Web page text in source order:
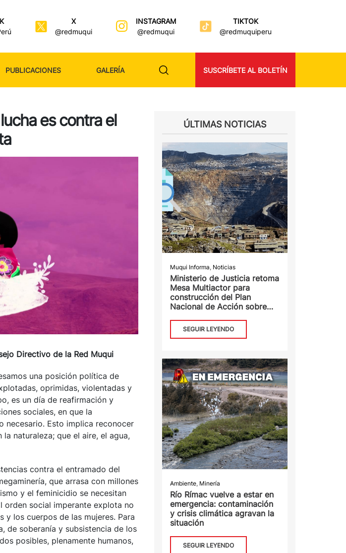
X
@redmuqui
INSTAGRAM
@redmuqui
TIKTOK
@redmuquiperu
PUBLICACIONES GALERÍA SUSCRÍBETE AL BOLETÍN
es contra el
Directivo de la Red Muqui
una posición política de
oprimidas, violentadas y
es un día de reafirmación y
sociales, en que la
necesario. Esto implica reconocer
naturaleza; que el aire, el agua,
contra el entramado del
que arrasa con millones
y el feminicidio se necesitan
orden social imperante explota no
y los cuerpos de las mujeres. Para
de soberanía y subsistencia de los
posibles, plenamente humanos,
ÚLTIMAS NOTICIAS
Muqui Informa, Noticias
Ministerio de Justicia retoma
Mesa Multiactor para
construcción del Plan
Nacional de Acción sobre
SEGUIR LEYENDO
Ambiente, Minería
Río Rímac vuelve a estar en
emergencia: contaminación
y crisis climática agravan la
situación
SEGUIR LEYENDO